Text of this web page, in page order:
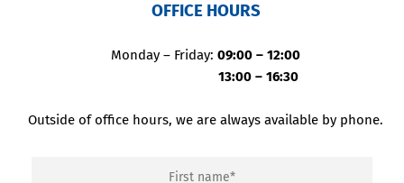
OFFICE HOURS
Monday – Friday: 09:00 – 12:00
13:00 – 16:30
Outside of office hours, we are always available by phone.